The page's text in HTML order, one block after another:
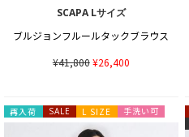
SCAPA Lサイズ
ブルジョンフルールタックブラウス
¥41,800¥26,400
再入荷 SALE L SIZE 手洗い可